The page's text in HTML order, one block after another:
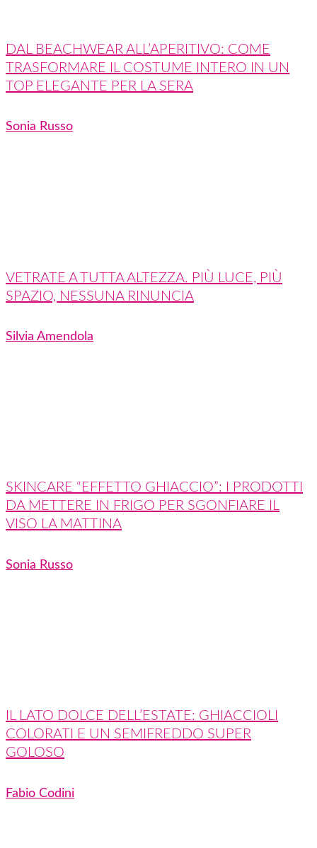
DAL BEACHWEAR ALL’APERITIVO: COME
TRASFORMARE IL COSTUME INTERO IN UN
TOP ELEGANTE PER LA SERA
Sonia Russo
VETRATE A TUTTA ALTEZZA. PIÙ LUCE, PIÙ
SPAZIO, NESSUNA RINUNCIA
Silvia Amendola
SKINCARE “EFFETTO GHIACCIO”: I PRODOTTI
DA METTERE IN FRIGO PER SGONFIARE IL
VISO LA MATTINA
Sonia Russo
IL LATO DOLCE DELL’ESTATE: GHIACCIOLI
COLORATI E UN SEMIFREDDO SUPER
GOLOSO
Fabio Codini